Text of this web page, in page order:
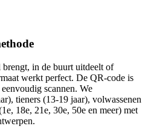
in de buurt uitdeelt of
werkt perfect. De QR-code is
scannen. We
tieners (13-19 jaar), volwassenen
18e, 21e, 30e, 50e en meer) met